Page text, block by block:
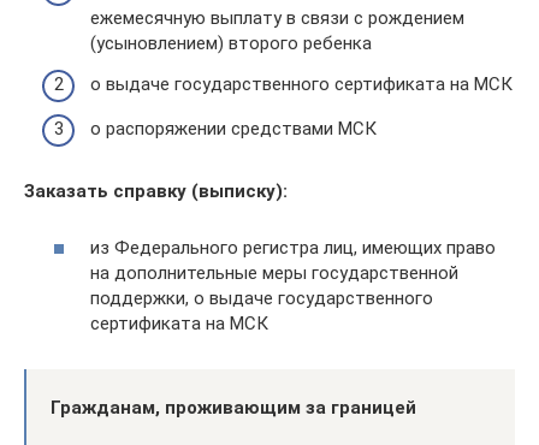
ежемесячную выплату в связи с рождением
(усыновлением) второго ребенка
о выдаче государственного сертификата на МСК
о распоряжении средствами МСК
Заказать справку (выписку):
из Федерального регистра лиц, имеющих право
на дополнительные меры государственной
поддержки, о выдаче государственного
сертификата на МСК
Гражданам, проживающим за границей